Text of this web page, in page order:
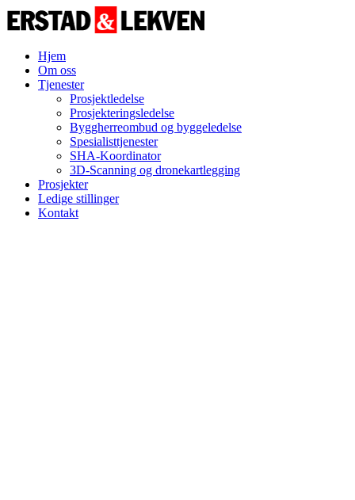
Hopp
til
Hjem
Om oss
Tjenester
Prosjektledelse
Prosjekteringsledelse
Byggherreombud og byggeledelse
Spesialisttjenester
SHA-Koordinator
3D-Scanning og dronekartlegging
Prosjekter
Ledige stillinger
Kontakt